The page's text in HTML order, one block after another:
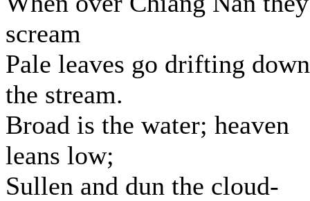
scream
Pale leaves go drifting down
the stream.
Broad is the water; heaven
leans low;
Sullen and dun the cloud-